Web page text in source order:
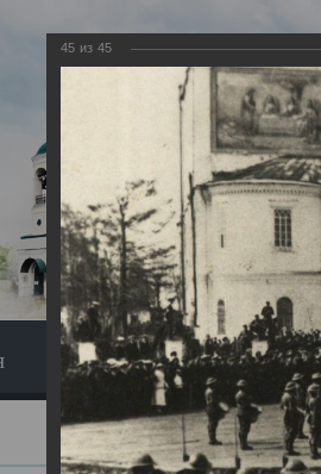
Экскурсия
45 из 45